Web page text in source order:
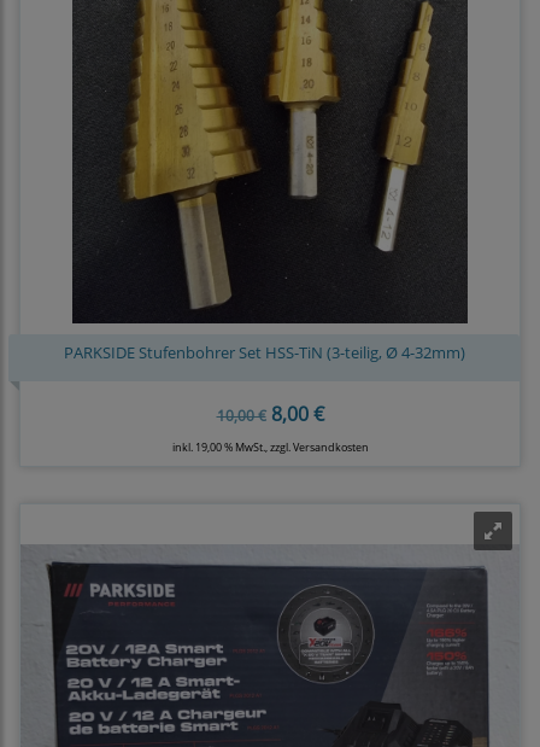
PARKSIDE Stufenbohrer Set HSS-TiN (3-teilig, Ø 4-32mm)
10,00 €8,00 €
inkl. 19,00 % MwSt., zzgl.Versandkosten